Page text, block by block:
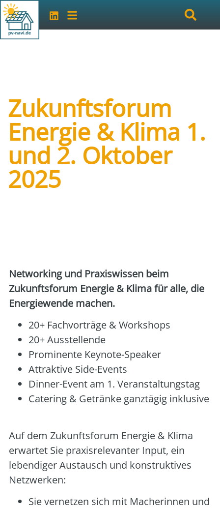
Zukunftsforum
Energie & Klima 1.
und 2. Oktober
2025
Net­wor­king und Pra­xis­wis­sen beim
Zukunfts­fo­rum Ener­gie & Kli­ma für alle, die
Ener­gie­wen­de machen.
20+ Fach­vor­trä­ge & Work­shops
20+ Aus­stel­len­de
Pro­mi­nen­te Key­note-Spea­k­er
Attrak­ti­ve Side-Events
Din­ner-Event am 1. Ver­an­stal­tungs­tag
Cate­ring & Geträn­ke ganz­tä­gig inklu­si­ve
Auf dem Zukunfts­fo­rum Ener­gie & Kli­ma
erwar­tet Sie pra­xis­re­le­van­ter Input, ein
leben­di­ger Aus­tausch und kon­struk­ti­ves
Netz­wer­ken:
Sie ver­net­zen sich mit Mache­rin­nen und